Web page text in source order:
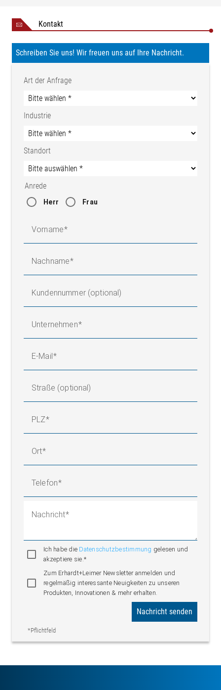
Kontakt
Schreiben Sie uns! Wir freuen uns auf Ihre Nachricht.
Art der Anfrage
Industrie
Standort
Anrede
Herr Frau
Vorname
Nachname
Kundennummer (optional)
Unternehmen
E-Mail
Straße (optional)
PLZ
Ort
Telefon
Nachricht
Ich habe die Datenschutzbestimmung gelesen und
akzeptiere sie.*
Zum Erhardt+Leimer Newsletter anmelden und
regelmäßig interessante Neuigkeiten zu unseren
Produkten, Innovationen & mehr erhalten.
*Pflichtfeld
Nachricht senden